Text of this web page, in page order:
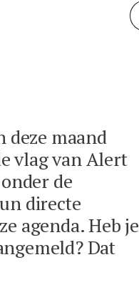
deze maand
vlag van Alert
de
directe
agenda. Heb je
Dat